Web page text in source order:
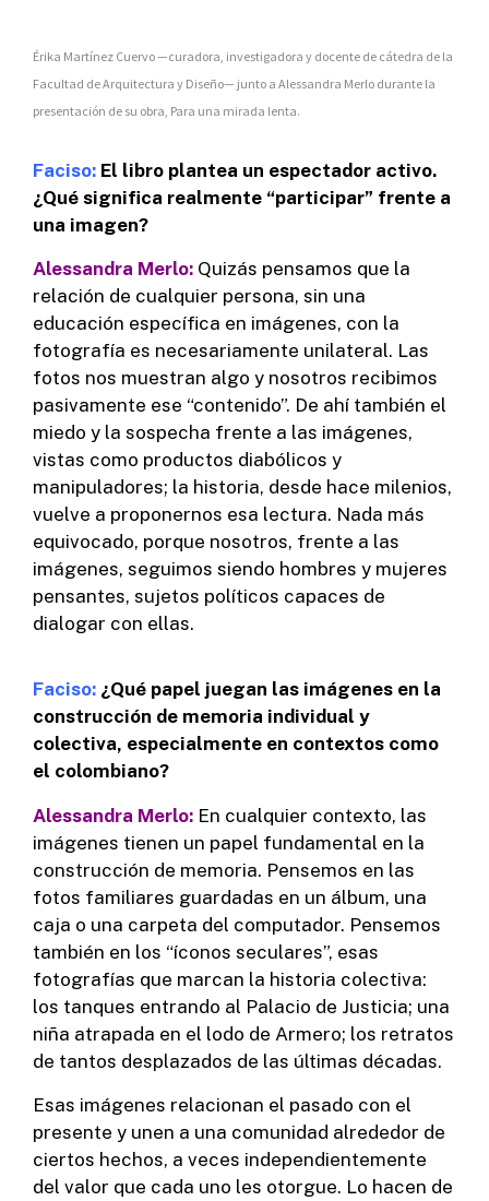
Érika Martínez Cuervo —curadora, investigadora y docente de cátedra de la
Facultad de Arquitectura y Diseño— junto a Alessandra Merlo durante la
presentación de su obra, Para una mirada lenta.
Faciso: El libro plantea un espectador activo.
¿Qué significa realmente “participar” frente a
una imagen?
Alessandra Merlo: Quizás pensamos que la
relación de cualquier persona, sin una
educación específica en imágenes, con la
fotografía es necesariamente unilateral. Las
fotos nos muestran algo y nosotros recibimos
pasivamente ese “contenido”. De ahí también el
miedo y la sospecha frente a las imágenes,
vistas como productos diabólicos y
manipuladores; la historia, desde hace milenios,
vuelve a proponernos esa lectura. Nada más
equivocado, porque nosotros, frente a las
imágenes, seguimos siendo hombres y mujeres
pensantes, sujetos políticos capaces de
dialogar con ellas.
Faciso: ¿Qué papel juegan las imágenes en la
construcción de memoria individual y
colectiva, especialmente en contextos como
el colombiano?
Alessandra Merlo: En cualquier contexto, las
imágenes tienen un papel fundamental en la
construcción de memoria. Pensemos en las
fotos familiares guardadas en un álbum, una
caja o una carpeta del computador. Pensemos
también en los “íconos seculares”, esas
fotografías que marcan la historia colectiva:
los tanques entrando al Palacio de Justicia; una
niña atrapada en el lodo de Armero; los retratos
de tantos desplazados de las últimas décadas.
Esas imágenes relacionan el pasado con el
presente y unen a una comunidad alrededor de
ciertos hechos, a veces independientemente
del valor que cada uno les otorgue. Lo hacen de